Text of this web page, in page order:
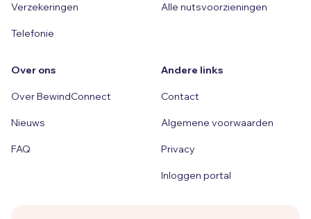
Verzekeringen
Telefonie
Alle nutsvoorzieningen
Over ons
Over BewindConnect
Nieuws
FAQ
Andere links
Contact
Algemene voorwaarden
Privacy
Inloggen portal